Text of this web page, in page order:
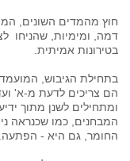
חוץ מהמדים השונים,
דמה, ומימיות, שהניחו
בטירונות אמיתית.
בתחילת הגיבוש,
הם צריכים לדעת מ-א'
ומתחילים לשנן מתוך
המבחנים, כמו שכנראה
החומר, גם היא - הפתעה.